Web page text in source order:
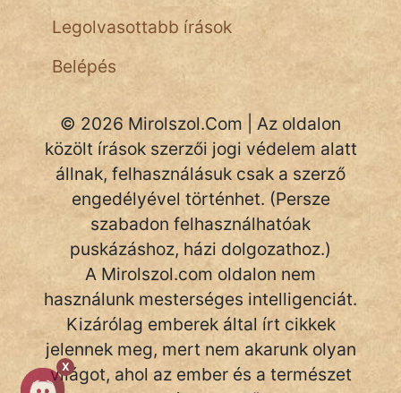
X
NapHold
pszichopati
szegény legény
Hoffer Botond
szemfüles
Legolvasottabb írások
Belépés
© 2026 Mirolszol.Com | Az oldalon
közölt írások szerzői jogi védelem alatt
állnak, felhasználásuk csak a szerző
engedélyével történhet. (Persze
szabadon felhasználhatóak
puskázáshoz, házi dolgozathoz.)
A Mirolszol.com oldalon nem
használunk mesterséges intelligenciát.
Kizárólag emberek által írt cikkek
jelennek meg, mert nem akarunk olyan
világot, ahol az ember és a természet